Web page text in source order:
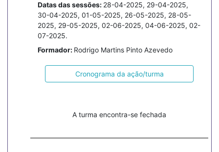
Datas das sessões: 28-04-2025, 29-04-2025,
30-04-2025, 01-05-2025, 26-05-2025, 28-05-
2025, 29-05-2025, 02-06-2025, 04-06-2025, 02-
07-2025.
Formador: Rodrigo Martins Pinto Azevedo
Cronograma da ação/turma
A turma encontra-se fechada